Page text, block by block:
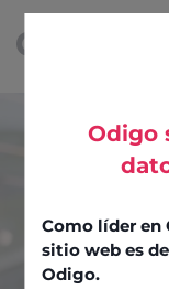
Odigo
Como líder en
sitio web es
Odigo.